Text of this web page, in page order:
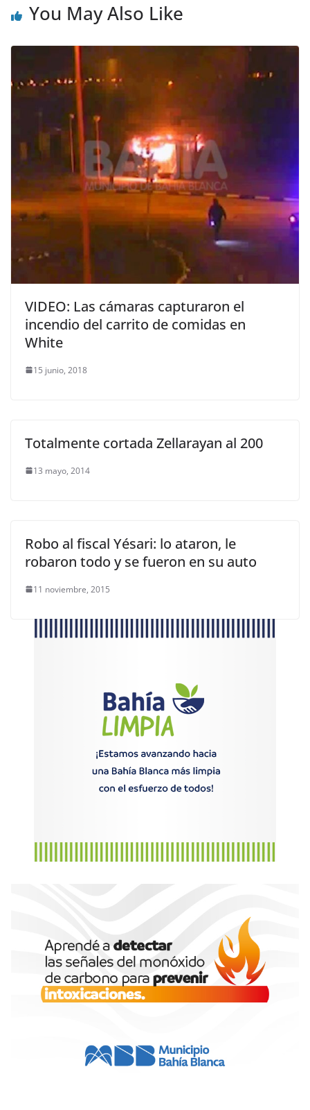
You May Also Like
VIDEO: Las cámaras capturaron el
incendio del carrito de comidas en
White
15 junio, 2018
Totalmente cortada Zellarayan al 200
13 mayo, 2014
Robo al fiscal Yésari: lo ataron, le
robaron todo y se fueron en su auto
11 noviembre, 2015